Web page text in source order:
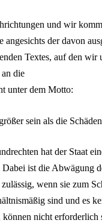
und wir
der davon
Textes, auf den wir
die
unter dem Motto:
sein als die
hat der Staat
ist die Abwägung
wenn sie zum
sind und es
nicht